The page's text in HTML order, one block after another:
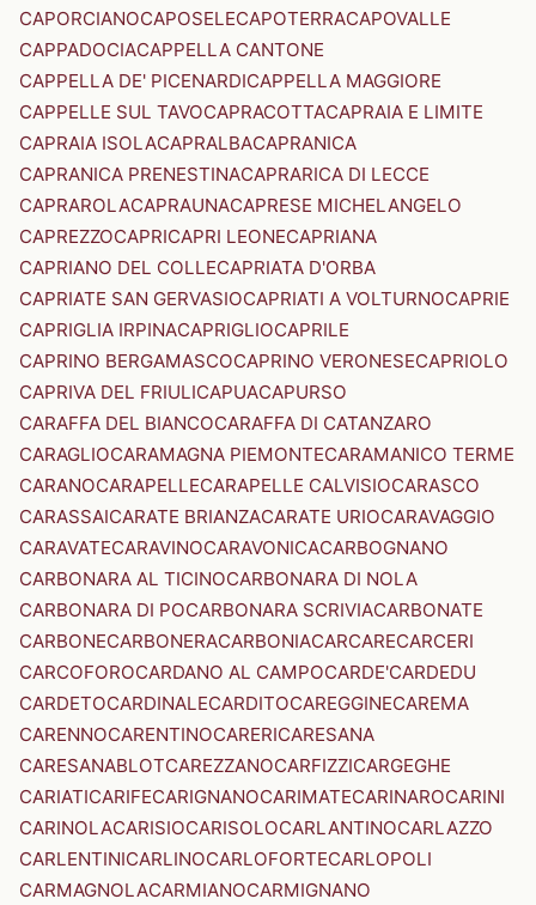
CAPORCIANOCAPOSELECAPOTERRACAPOVALLE
CAPPADOCIACAPPELLA CANTONE
CAPPELLA DE' PICENARDICAPPELLA MAGGIORE
CAPPELLE SUL TAVOCAPRACOTTACAPRAIA E LIMITE
CAPRAIA ISOLACAPRALBACAPRANICA
CAPRANICA PRENESTINACAPRARICA DI LECCE
CAPRAROLACAPRAUNACAPRESE MICHELANGELO
CAPREZZOCAPRICAPRI LEONECAPRIANA
CAPRIANO DEL COLLECAPRIATA D'ORBA
CAPRIATE SAN GERVASIOCAPRIATI A VOLTURNOCAPRIE
CAPRIGLIA IRPINACAPRIGLIOCAPRILE
CAPRINO BERGAMASCOCAPRINO VERONESECAPRIOLO
CAPRIVA DEL FRIULICAPUACAPURSO
CARAFFA DEL BIANCOCARAFFA DI CATANZARO
CARAGLIOCARAMAGNA PIEMONTECARAMANICO TERME
CARANOCARAPELLECARAPELLE CALVISIOCARASCO
CARASSAICARATE BRIANZACARATE URIOCARAVAGGIO
CARAVATECARAVINOCARAVONICACARBOGNANO
CARBONARA AL TICINOCARBONARA DI NOLA
CARBONARA DI POCARBONARA SCRIVIACARBONATE
CARBONECARBONERACARBONIACARCARECARCERI
CARCOFOROCARDANO AL CAMPOCARDE'CARDEDU
CARDETOCARDINALECARDITOCAREGGINECAREMA
CARENNOCARENTINOCARERICARESANA
CARESANABLOTCAREZZANOCARFIZZICARGEGHE
CARIATICARIFECARIGNANOCARIMATECARINAROCARINI
CARINOLACARISIOCARISOLOCARLANTINOCARLAZZO
CARLENTINICARLINOCARLOFORTECARLOPOLI
CARMAGNOLACARMIANOCARMIGNANO